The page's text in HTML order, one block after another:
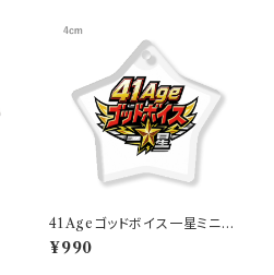
41Ageゴッドボイス一星ミニア
クキー
¥990